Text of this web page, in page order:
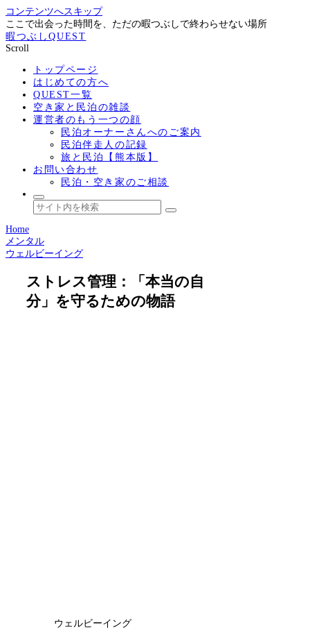
コンテンツへスキップ
ここで出会った時間を、ただの暇つぶしで終わらせない場所
暇つぶしQUEST
Scroll
トップページ
はじめての方へ
QUEST一覧
空き家と民泊の雑談
運営者のもう一つの顔
民泊オーナーさんへのご案内
民泊伴走人の記録
旅と民泊【熊本版】
お問い合わせ
民泊・空き家のご相談
Home
メンタル
ウェルビーイング
ストレス管理：「本当の自
分」を守るための物語
ウェルビーイング